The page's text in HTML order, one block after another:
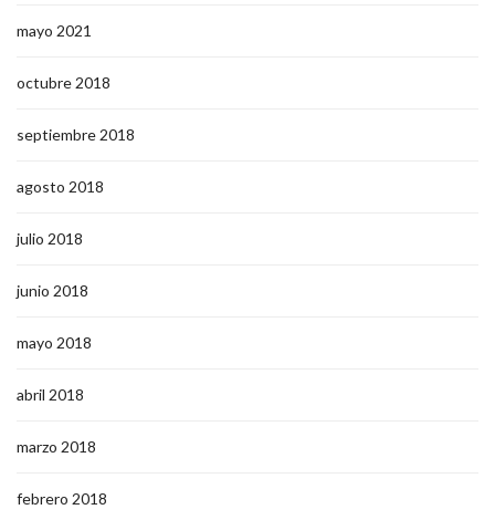
mayo 2021
octubre 2018
septiembre 2018
agosto 2018
julio 2018
junio 2018
mayo 2018
abril 2018
marzo 2018
febrero 2018